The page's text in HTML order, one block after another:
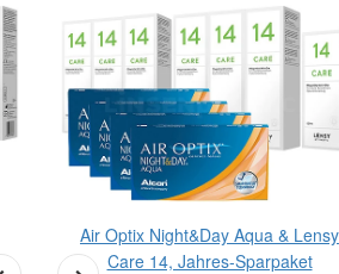
Air Optix Night&Day Aqua & Lensy
Care 14, Jahres-Sparpaket